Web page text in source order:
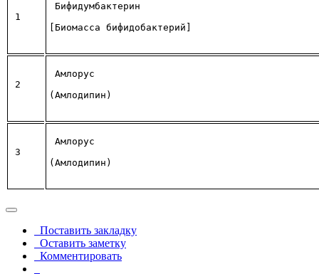
1
Бифидумбактерин
[Биомасса бифидобактерий]
2
Амлорус
(Амлодипин)
3
Амлорус
(Амлодипин)
Поставить закладку
Оставить заметку
Комментировать